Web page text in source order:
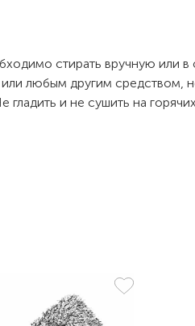
стирать вручную или
любым другим средством,
и не сушить на